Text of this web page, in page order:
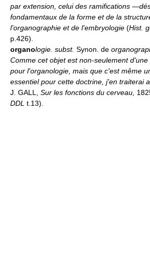
par extension, celui des ramifications
fondamentaux de la forme et de la
l'organographie et de l'embryologie (Hist.
p.426).
organologie. subst. Synon. de
Comme cet objet est non-seulement
pour l'organologie, mais que c'est même
essentiel pour cette doctrine, j'en traiterai
J. GALL, Sur les fonctions du cerveau,
DDL t.13).